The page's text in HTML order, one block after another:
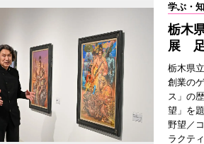
学ぶ・
栃木
展 足
栃木県
創業の
ス」の
望」を
野望／
ラクテ